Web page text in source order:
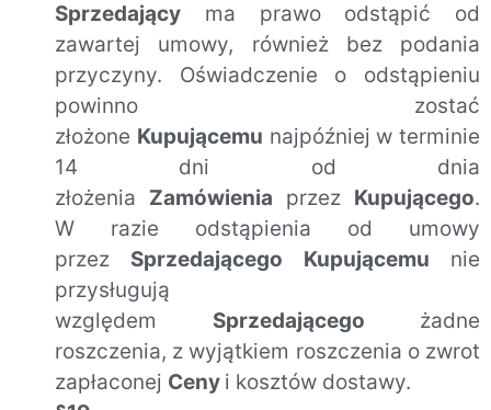
Sprzedający ma prawo odstąpić od
zawartej umowy, również bez podania
przyczyny. Oświadczenie o odstąpieniu
powinno zostać
złożone Kupującemu najpóźniej w terminie
14 dni od dnia
złożenia Zamówienia przez Kupującego.
W razie odstąpienia od umowy
przez Sprzedającego Kupującemu nie
przysługują
względem Sprzedającego żadne
roszczenia, z wyjątkiem roszczenia o zwrot
zapłaconej Ceny i kosztów dostawy.